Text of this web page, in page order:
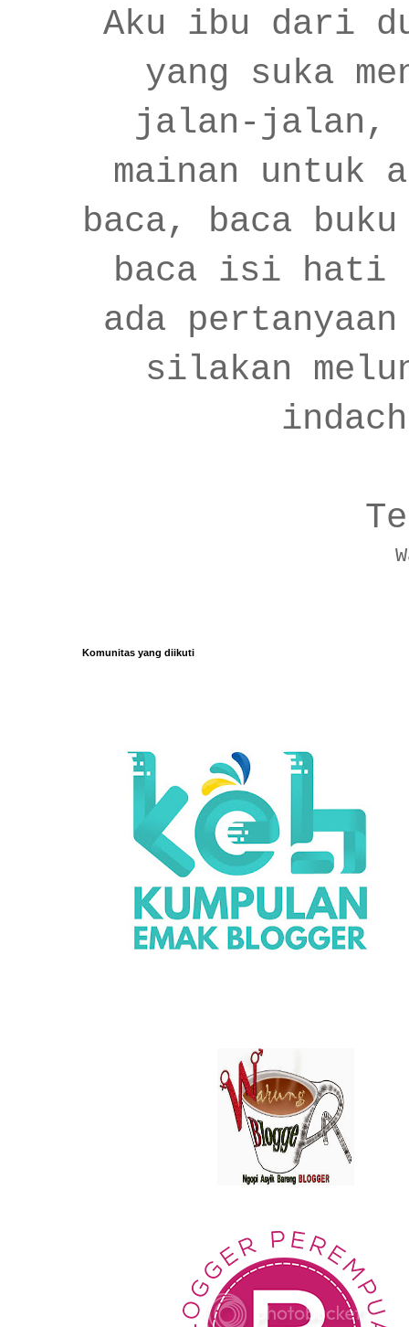
Aku ibu dari
yang suka
jalan-jalan,
mainan untuk
baca, baca
baca isi hati
ada
silakan
Komunitas yang diikuti